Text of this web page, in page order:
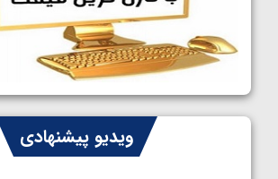
1405/05/09
کشتی آزاد نوجوانان جهان؛ رقبای نمایندگان
ایران مشخص شدند
1405/05/08
کشتی فرنگی نوجوانان جهان؛ سکوی تیمی
سوم برای ایرانویدیو پیشنهادی